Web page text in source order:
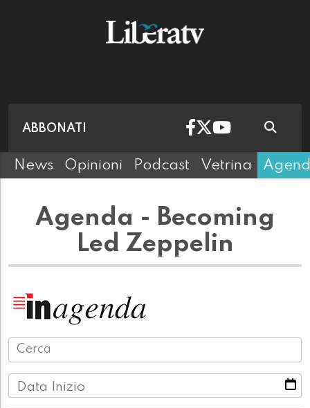
ABBONATI
News Opinioni Podcast Vetrina
Agenda - Becoming
Led Zeppelin
Data Inizio